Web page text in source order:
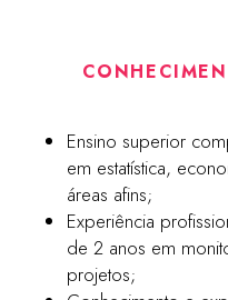
Ensino superior
em estatística,
áreas afins;
Experiência
de 2 anos em
projetos;